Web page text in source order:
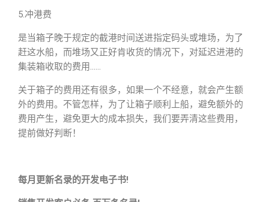
5.冲港费
是当箱子晚于规定的截港时间送进指定码头或堆场，为了
赶这水船，而堆场又正好肯收货的情况下，对延迟进港的
集装箱收取的费用……
关于箱子的费用还有很多，如果一个不经意，就会产生额
外的费用。不管怎样，为了让箱子顺利上船，避免额外的
费用产生，避免更大的成本损失，我们要弄清这些费用，
提前做好判断！
每月更新名录的开发电子书!